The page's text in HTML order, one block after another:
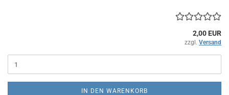
2,00 EUR
zzgl. Versand
IN DEN WARENKORB